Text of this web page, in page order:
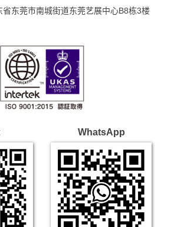
省东莞市南城街道东莞艺展中心B8栋3楼
WhatsApp